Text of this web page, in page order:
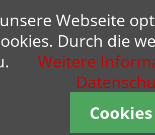
Übermorgengestalterin Anne
M. Schüller:
Ich stehe für eine
kundenzentrierte
Unternehmensführung.
Workshops,Business-
Webseite
Durch die
Weitere